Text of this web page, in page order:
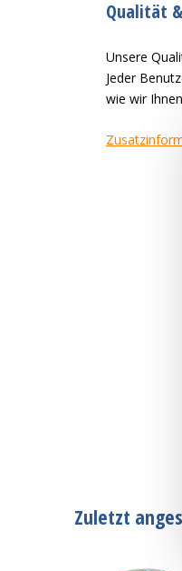
Qualität
Unsere
Jeder
wie wir
Zuletzt